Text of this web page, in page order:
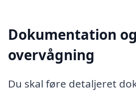
Dokumentation og
overvågning
Du skal føre detaljeret